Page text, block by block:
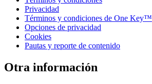
Privacidad
Términos y condiciones de One Key™
Opciones de privacidad
Cookies
Pautas y reporte de contenido
Otra información